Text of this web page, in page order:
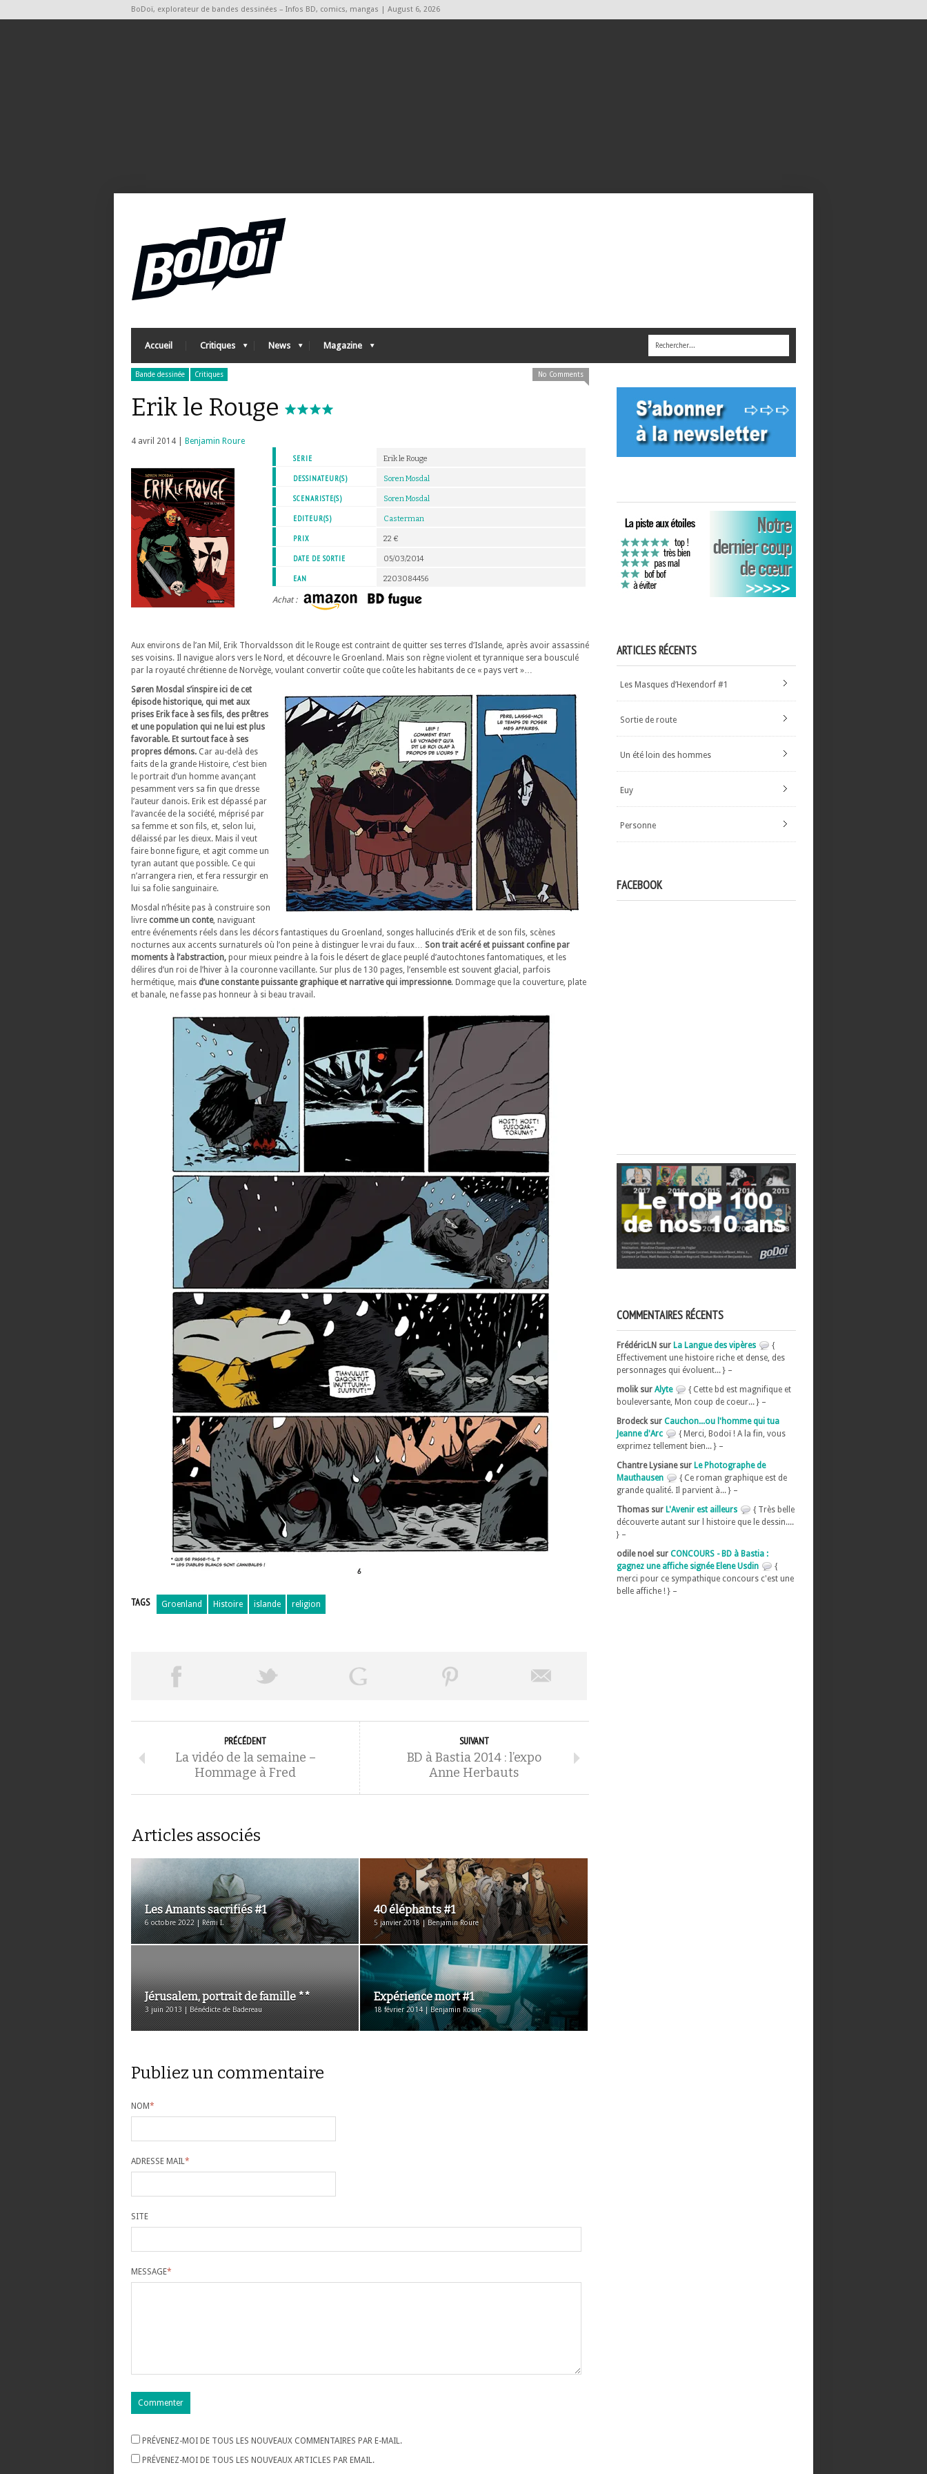
BoDoï, explorateur de bandes dessinées – Infos BD, comics, mangas | August 6, 2026
Accueil Critiques News Magazine
Bande dessinée Critiques No Comments
Erik le Rouge
4 avril 2014 |
Benjamin Roure
SERIE
Erik le Rouge
DESSINATEUR(S) Soren Mosdal
SCENARISTE(S) Soren Mosdal
EDITEUR(S) Casterman
PRIX 22 €
DATE DE SORTIE 05/03/2014
EAN 2203084456
Achat :
Aux environs de l’an Mil, Erik Thorvaldsson dit le Rouge est contraint de quitter ses terres d’Islande, après avoir assassiné
ses voisins. Il navigue alors vers le Nord, et découvre le Groenland. Mais son règne violent et tyrannique sera bousculé
par la royauté chrétienne de Norvège, voulant convertir coûte que coûte les habitants de ce « pays vert »…
Søren Mosdal s’inspire ici de cet
épisode historique, qui met aux
prises Erik face à ses fils, des prêtres
et une population qui ne lui est plus
favorable. Et surtout face à ses
propres démons. Car au-delà des
faits de la grande Histoire, c’est bien
le portrait d’un homme avançant
pesamment vers sa fin que dresse
l’auteur danois. Erik est dépassé par
l’avancée de la société, méprisé par
sa femme et son fils, et, selon lui,
délaissé par les dieux. Mais il veut
faire bonne figure, et agit comme un
tyran autant que possible. Ce qui
n’arrangera rien, et fera ressurgir en
lui sa folie sanguinaire.
Mosdal n’hésite pas à construire son
livre comme un conte, naviguant
entre événements réels dans les décors fantastiques du Groenland, songes hallucinés d’Erik et de son fils, scènes
nocturnes aux accents surnaturels où l’on peine à distinguer le vrai du faux… Son trait acéré et puissant confine par
moments à l’abstraction, pour mieux peindre à la fois le désert de glace peuplé d’autochtones fantomatiques, et les
délires d’un roi de l’hiver à la couronne vacillante. Sur plus de 130 pages, l’ensemble est souvent glacial, parfois
hermétique, mais d’une constante puissante graphique et narrative qui impressionne. Dommage que la couverture, plate
et banale, ne fasse pas honneur à si beau travail.
TAGS Groenland Histoire islande religion
PRÉCÉDENT
La vidéo de la semaine –
Hommage à Fred
SUIVANT
BD à Bastia 2014 : l’expo
Anne Herbauts
Articles associés
Les Amants sacrifiés #1
6 octobre 2022 | Rémi I.
40 éléphants #1
5 janvier 2018 | Benjamin Roure
Jérusalem, portrait de famille **
3 juin 2013 | Bénédicte de Badereau
Expérience mort #1
18 février 2014 | Benjamin Roure
Publiez un commentaire
NOM*
ADRESSE MAIL*
SITE
MESSAGE*
PRÉVENEZ-MOI DE TOUS LES NOUVEAUX COMMENTAIRES PAR E-MAIL.
PRÉVENEZ-MOI DE TOUS LES NOUVEAUX ARTICLES PAR EMAIL.
ARTICLES RÉCENTS
Les Masques d’Hexendorf #1
Sortie de route
Un été loin des hommes
Euy
Personne
FACEBOOK
COMMENTAIRES RÉCENTS
FrédéricLN sur La Langue des vipères
{
Effectivement une histoire riche et dense, des
personnages qui évoluent... } –
molik sur Alyte
{ Cette bd est magnifique et
bouleversante, Mon coup de coeur... } –
Brodeck sur Cauchon...ou l'homme qui tua
Jeanne d'Arc
{ Merci, Bodoï ! A la fin, vous
exprimez tellement bien... } –
Chantre Lysiane sur Le Photographe de
Mauthausen
{ Ce roman graphique est de
grande qualité. Il parvient à... } –
Thomas sur L'Avenir est ailleurs
{ Très belle
découverte autant sur l histoire que le dessin....
} –
odile noel sur CONCOURS - BD à Bastia :
gagnez une affiche signée Elene Usdin
{
merci pour ce sympathique concours c'est une
belle affiche ! } –